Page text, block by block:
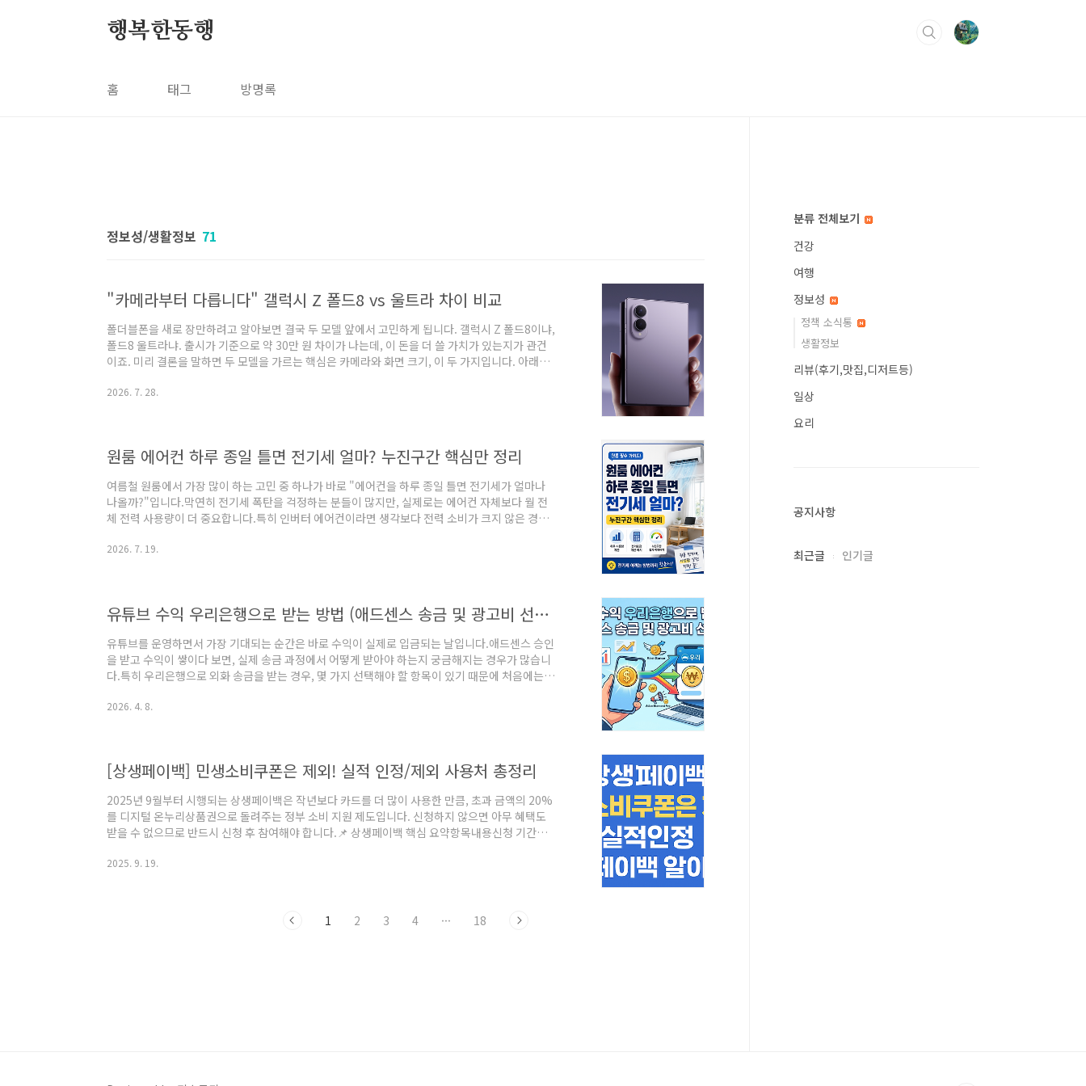
행복한동행
홈 태그 방명록
정보성/생활정보 71
"카메라부터 다릅니다" 갤럭시 Z 폴드8 vs 울트라 차이 비교
폴더블폰을 새로 장만하려고 알아보면 결국 두 모델 앞에서 고민하게 됩니다. 갤럭시 Z 폴드8이냐,
폴드8 울트라냐. 출시가 기준으로 약 30만 원 차이가 나는데, 이 돈을 더 쓸 가치가 있는지가 관건
이죠. 미리 결론을 말하면 두 모델을 가르는 핵심은 카메라와 화면 크기, 이 두 가지입니다. 아래에
카메라, 여기서 가장 크게 갈린다두 모델의 차이가 가장 뚜렷한 부분이 카메라입니다. 갤럭시 Z 폴
2026. 7. 28.
원룸 에어컨 하루 종일 틀면 전기세 얼마? 누진구간 핵심만 정리
여름철 원룸에서 가장 많이 하는 고민 중 하나가 바로 "에어컨을 하루 종일 틀면 전기세가 얼마나
나올까?"입니다.막연히 전기세 폭탄을 걱정하는 분들이 많지만, 실제로는 에어컨 자체보다 월 전
체 전력 사용량이 더 중요합니다.특히 인버터 에어컨이라면 생각보다 전력 소비가 크지 않은 경우
닙니다원룸에서 많이 사용하는 벽걸이 인버터 에어컨은 설정 온도에 도달하면 실외기 출력이 자동
2026. 7. 19.
유튜브 수익 우리은행으로 받는 방법 (애드센스 송금 및 광고비 선택 정리)
유튜브를 운영하면서 가장 기대되는 순간은 바로 수익이 실제로 입금되는 날입니다.애드센스 승인
을 받고 수익이 쌓이다 보면, 실제 송금 과정에서 어떻게 받아야 하는지 궁금해지는 경우가 많습니
다.특히 우리은행으로 외화 송금을 받는 경우, 몇 가지 선택해야 할 항목이 있기 때문에 처음에는
정산되어 실제 지급이 이루어집니다.이 흐름을 알고 있으면 입금 시점을 미리 예측할 수 있어 훨씬
2026. 4. 8.
[상생페이백] 민생소비쿠폰은 제외! 실적 인정/제외 사용처 총정리
2025년 9월부터 시행되는 상생페이백은 작년보다 카드를 더 많이 사용한 만큼, 초과 금액의 20%
를 디지털 온누리상품권으로 돌려주는 정부 소비 지원 제도입니다. 신청하지 않으면 아무 혜택도
받을 수 없으므로 반드시 신청 후 참여해야 합니다.📌 상생페이백 핵심 요약항목내용신청 기간
조건2025년 9~11월 사용액이 2024년 월평균보다 많을 경우, 증가분의 20% 환급환급 한도월 최
2025. 9. 19.
1 2 3 4 ··· 18
분류 전체보기
건강
여행
정보성
정책 소식통
생활정보
리뷰(후기,맛집,디저트등)
일상
요리
공지사항
최근글 인기글